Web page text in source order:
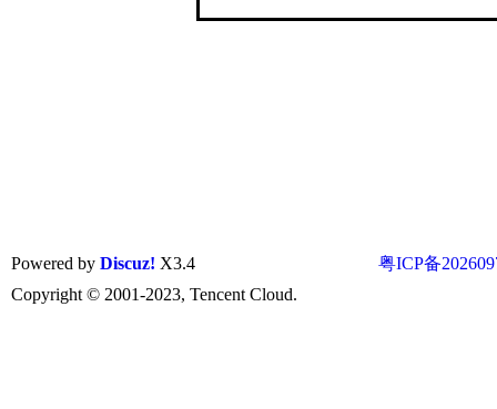
粤ICP备
Powered by Discuz! X3.4
Copyright © 2001-2023, Tencent Cloud.